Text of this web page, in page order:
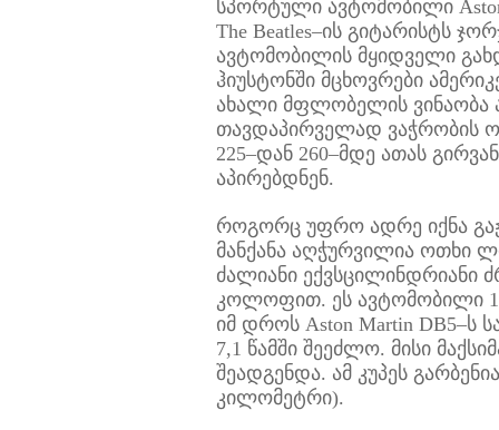
სპორტული ავტომობილი
The Beatles–ის გიტარისტს
ავტომობილის მყიდველი
ჰიუსტონში მცხოვრები
ახალი მფლობელის ვინაობა
თავდაპირველად ვაჭრობის
225–დან 260–მდე ათას
აპირებდნენ.
როგორც უფრო ადრე იქნა
მანქანა აღჭურვილია ოთხი
ძალიანი ექვსცილინდრიანი
კოლოფით. ეს ავტომობილი
იმ დროს Aston Martin DB5–ს
7,1 წამში შეეძლო. მისი
შეადგენდა. ამ კუპეს
კილომეტრი).